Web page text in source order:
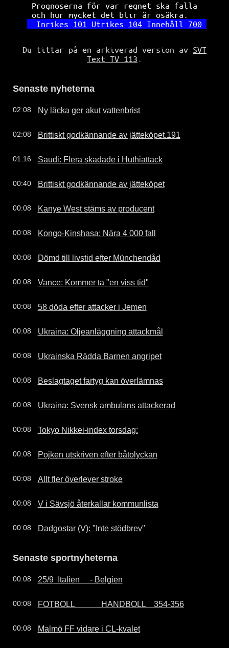
Prognoserna för var regnet ska falla
och hur mycket det blir är osäkra.
Inrikes 101 Utrikes 104 Innehåll 700
Du tittar på en arkiverad version av SVT
Text TV 113
Senaste nyheterna
02:08 Ny läcka ger akut vattenbrist
02:08 Brittiskt godkännande av jätteköpet.191
01:16 Saudi: Flera skadade i Huthiattack
00:40 Brittiskt godkännande av jätteköpet
00:08 Kanye West stäms av producent
00:08 Kongo-Kinshasa: Nära 4 000 fall
00:08 Dömd till livstid efter Münchendåd
00:08 Vance: Kommer ta "en viss tid"
00:08 58 döda efter attacker i Jemen
00:08 Ukraina: Oljeanläggning attackmål
00:08 Ukrainska Rädda Barnen angripet
00:08 Beslagtaget fartyg kan överlämnas
00:08 Ukraina: Svensk ambulans attackerad
00:08 Tokyo Nikkei-index torsdag:
00:08 Pojken utskriven efter båtolyckan
00:08 Allt fler överlever stroke
00:08 V i Sävsjö återkallar kommunlista
00:08 Dadgostar (V): "Inte stödbrev"
Senaste sportnyheterna
00:08 25/9  Italien     - Belgien
00:08 FOTBOLL             HANDBOLL    354-356
00:08 Malmö FF vidare i CL-kvalet